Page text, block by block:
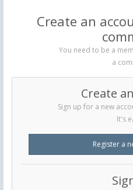
Create an
You need to be a
a
Create
Sign up for a new
It's
Register a